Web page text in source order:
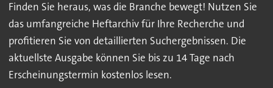
Finden Sie heraus, was die Branche bewegt! Nutzen Sie
das umfangreiche Heftarchiv für Ihre Recherche und
profitieren Sie von detaillierten Suchergebnissen. Die
aktuellste Ausgabe können Sie bis zu 14 Tage nach
Erscheinungstermin kostenlos lesen.